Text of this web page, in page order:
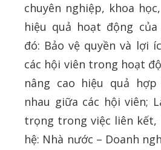
chuyên nghiệp, khoa
hiệu quả hoạt động
đó: Bảo vệ quyền và lợi
các hội viên trong hoạt
nâng cao hiệu quả
nhau giữa các hội viên;
trọng trong việc liên
hệ: Nhà nước – Doanh